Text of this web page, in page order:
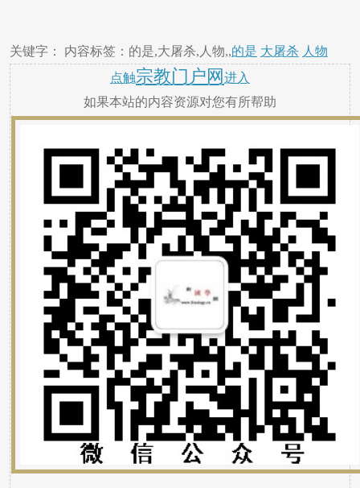
关键字： 内容标签：的是,大屠杀,人物,,的是 大屠杀 人物
点触宗教门户网 进入
如果本站的内容资源对您有所帮助